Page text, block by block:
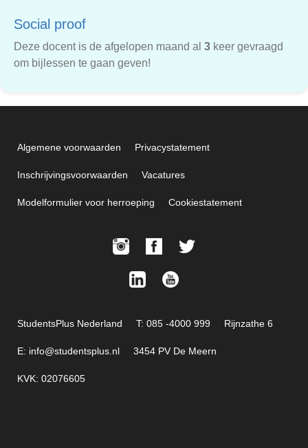
Social proof
Deze docent is de afgelopen maand al 3 keer gevraagd
om bijlessen te gaan geven!
Algemene voorwaarden Privacystatement
Inschrijvingsvoorwaarden Vacatures
Modelformulier voor herroeping Cookiestatement
StudentsPlus Nederland T: 085 -4000 999 Rijnzathe 6
E: info@studentsplus.nl 3454 PV De Meern
KVK: 02076605